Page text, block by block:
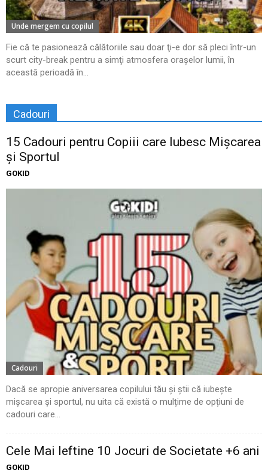
Unde mergem cu copilul
Fie că te pasionează călătoriile sau doar ţi-e dor să pleci într-un
scurt city-break pentru a simţi atmosfera oraşelor lumii, în
această perioadă în...
Cadouri
15 Cadouri pentru Copiii care Iubesc Mișcarea
și Sportul
GOKID
Cadouri
Dacă se apropie aniversarea copilului tău și știi că iubește
mișcarea și sportul, nu uita că există o mulțime de opțiuni de
cadouri care...
Cele Mai Ieftine 10 Jocuri de Societate +6 ani
GOKID